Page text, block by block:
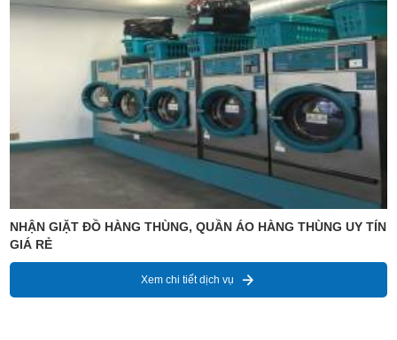
NHẬN GIẶT ĐỒ HÀNG THÙNG, QUẦN ÁO HÀNG THÙNG UY TÍN
GIÁ RẺ
Xem chi tiết dịch vụ